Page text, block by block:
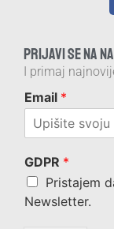
PRIJAVI SE NA
I primaj
Email *
GDPR *
Pristajem
Newsletter.